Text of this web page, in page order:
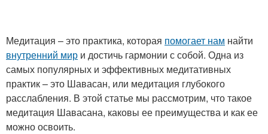
Медитация – это практика, которая помогает нам найти
внутренний мир и достичь гармонии с собой. Одна из
самых популярных и эффективных медитативных
практик – это Шавасан, или медитация глубокого
расслабления. В этой статье мы рассмотрим, что такое
медитация Шавасана, каковы ее преимущества и как ее
можно освоить.